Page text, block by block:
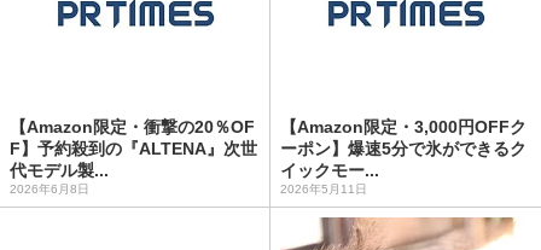
【Amazon限定・衝撃の20％OF
F】予約殺到の『ALTENA』次世
代モデル製...
2026年6月8日
【Amazon限定・3,000円OFFク
ーポン】爆速5分で氷ができるク
イックモー...
2026年5月11日